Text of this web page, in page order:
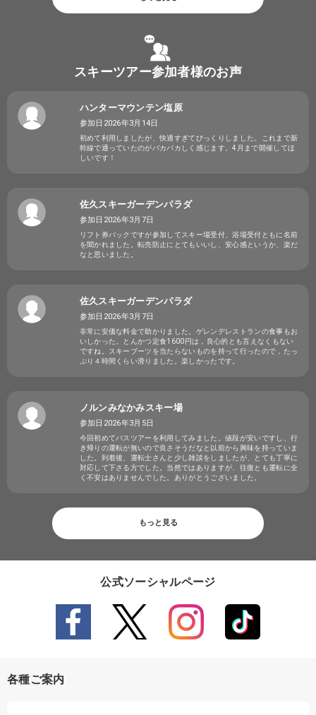
スキーツアー参加者様のお声
ハンターマウンテン塩原
参加日2026年3月14日
初めて利用しましたが、快適すぎてびっくりしました。これまで新
幹線で通っていたのがバカバカしく感じます。4月まで開催してほ
しいです！
佐久スキーガーデンパラダ
参加日2026年3月7日
リフト券パックですが参加してスキー場受付、浴場受付ともに名前
を聞かれました。転売防止にとてもいいし、安心感というか、楽だ
なと思いました。
佐久スキーガーデンパラダ
参加日2026年3月7日
非常に安価な料金で助かりました。ゲレンデレストランの食事もお
いしかった。とんかつ定食1600円は，良心的とも言えなくもない
ですね。スキーブーツを当たらないものを持って行ったので，たっ
ぷり４時間くらい滑りました。楽しかったです。
ノルンみなかみスキー場
参加日2026年3月5日
今回初めてバスツアーを利用してみました。値段が安いですし、行
き帰りの運転が無いので良さそうだなと以前から興味を持っていま
した。到着後、運転士さんと少し雑談をしましたが、とても丁寧に
対応して下さる方でした。当然ではありますが、往復とも運転に全
く不安はありませんでした。ありがとうございました。
もっと見る
公式ソーシャルページ
各種ご案内